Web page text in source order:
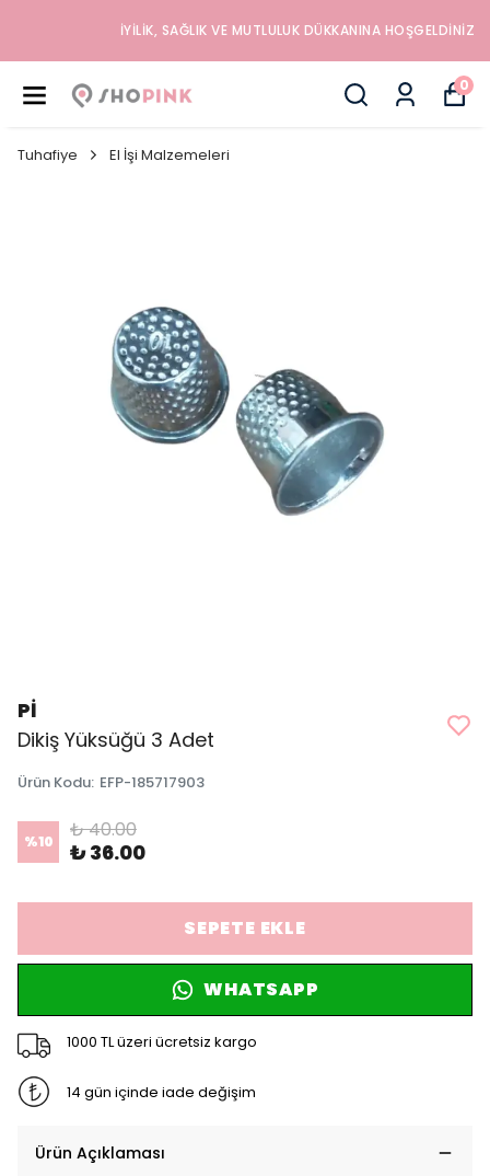
İYILIK, SAĞLIK VE MUTLULUK DÜKKANINA HOŞGELDINIZ
0
Tuhafiye El İşi Malzemeleri
Pİ
Dikiş Yüksüğü 3 Adet
Ürün Kodu: EFP-185717903
%10 ₺ 40.00
₺ 36.00
SEPETE EKLE
WHATSAPP
1000 TL üzeri ücretsiz kargo
14 gün içinde iade değişim
Ürün Açıklaması